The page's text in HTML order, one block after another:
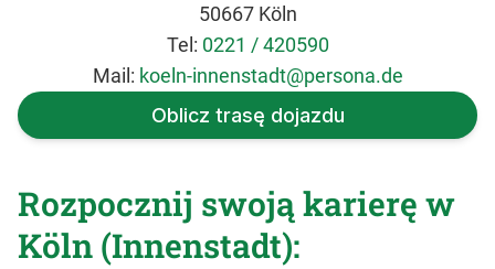
50667 Köln
Tel: 0221 / 420590
Mail: koeln-innenstadt@persona.de
Oblicz trasę dojazdu
Rozpocznij swoją karierę w
Köln (Innenstadt):